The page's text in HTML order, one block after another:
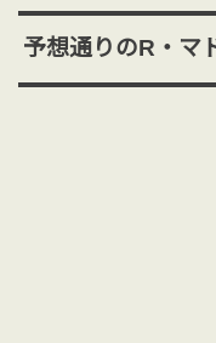
予想通りのR・マ